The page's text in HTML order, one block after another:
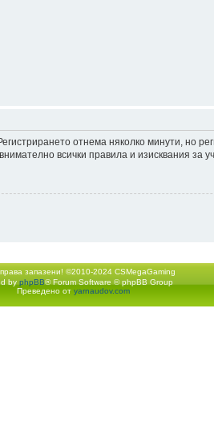
отнема няколко минути, но
всички правила и изисквания за
запазени! ©2010-2024 CSMegaGaming
Екип•Изтрий
by phpBB® Forum Software © phpBB Group
Преведено от yarnaudov.com